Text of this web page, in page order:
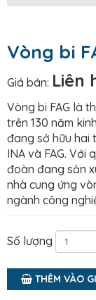
Vòng bi
Giá bán: Liên
Vòng bi FAG là
trên 130 năm
đang sở hữu hai
INA và FAG. Với
đoàn đang sản
nhà cung ứng
ngành công
Số lượng
THÊM VÀO